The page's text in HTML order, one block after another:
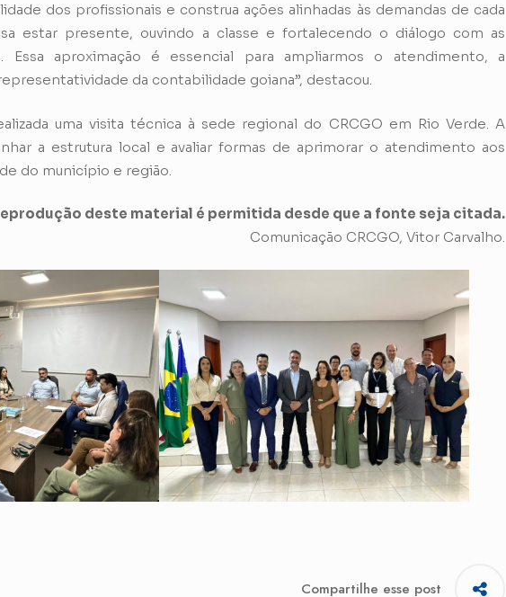
dos profissionais e construa ações alinhadas às demandas de cada
estar presente, ouvindo a classe e fortalecendo o diálogo com as
Essa aproximação é essencial para ampliarmos o atendimento, a
da contabilidade goiana”, destacou.
uma visita técnica à sede regional do CRCGO em Rio Verde. A
a estrutura local e avaliar formas de aprimorar o atendimento aos
do município e região.
deste material é permitida desde que a fonte seja citada.
Comunicação CRCGO, Vitor Carvalho.
Compartilhe esse post